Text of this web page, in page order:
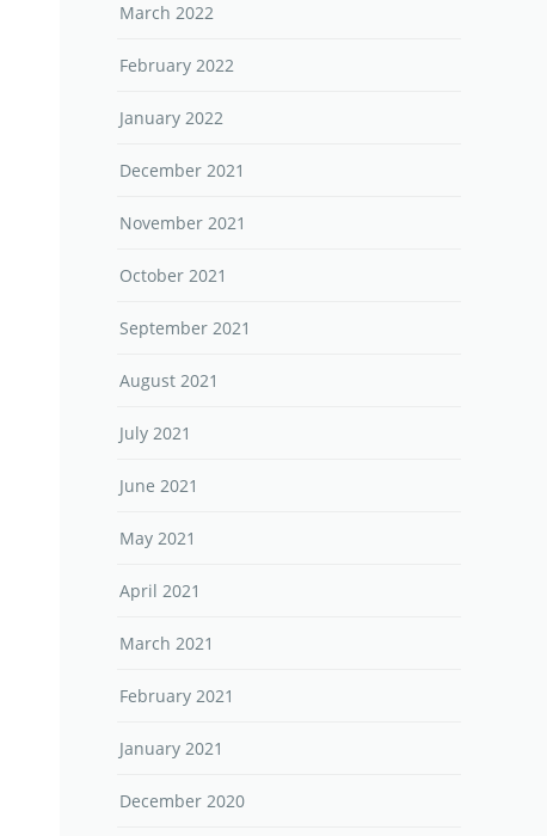
March 2022
February 2022
January 2022
December 2021
November 2021
October 2021
September 2021
August 2021
July 2021
June 2021
May 2021
April 2021
March 2021
February 2021
January 2021
December 2020